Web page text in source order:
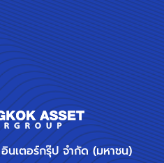
เตอร์กรุ๊ป จำกัด (มหาชน)